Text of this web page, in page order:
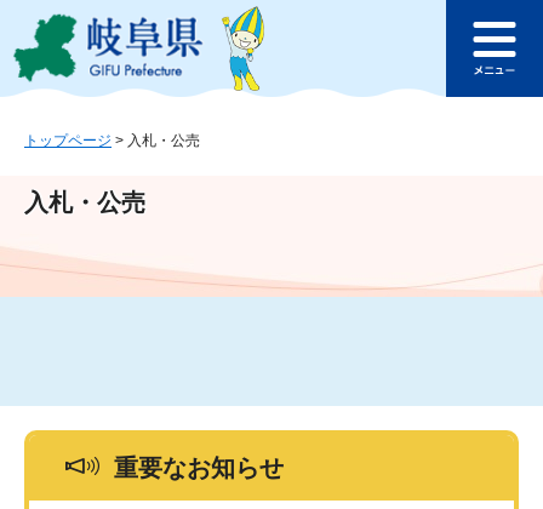
ジ
ュ
文
このページの本文へ
ュ
トップページ > 入札・公売
入札・公売
重要なお知らせ